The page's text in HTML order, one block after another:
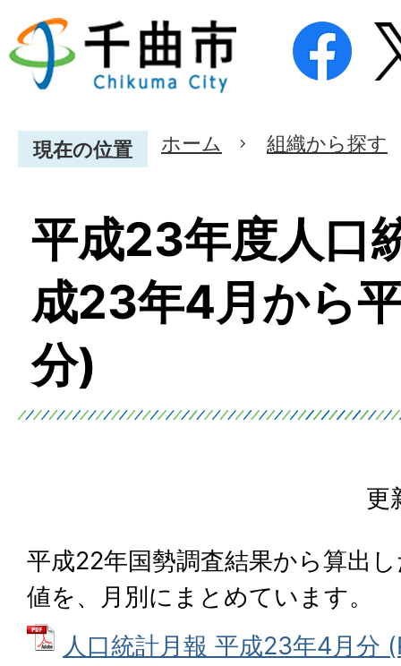
現在の位置 ホーム 組織から探す
平成23年度人口
成23年4月から
分)
更
平成22年国勢調査結果から算出
値を、月別にまとめています。
人口統計月報 平成23年4月分